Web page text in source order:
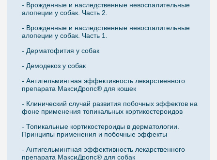
- Врожденные и наследственные невоспалительные
алопеции у собак. Часть 2.
- Врожденные и наследственные невоспалительные
алопеции у собак. Часть 1.
- Дерматофития у собак
- Демодекоз у собак
- Антигельминтная эффективность лекарственного
препарата МаксиДропс® для кошек
- Клинический случай развития побочных эффектов на
фоне применения топикальных кортикостероидов
- Топикальные кортикостероиды в дерматологии.
Принципы применения и побочные эффекты
- Антигельминтная эффективность лекарственного
препарата МаксиДропс® для собак